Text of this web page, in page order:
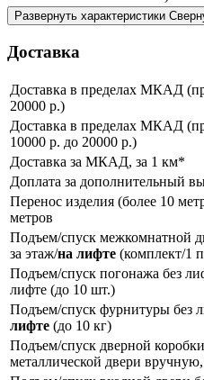
Развернуть характеристики
Доставка
Доставка в пределах МКАД
20000 р.)
Доставка в пределах МКАД
10000 р. до 20000 р.)
Доставка за МКАД, за 1 км*
Доплата за дополнительный
Перенос изделия (более 10
метров
Подъем/спуск межкомнатной
за этаж/на лифте (комплект/1
Подъем/спуск погонажа без
лифте (до 10 шт.)
Подъем/спуск фурнитуры без
лифте (до 10 кг)
Подъем/спуск дверной
металлической двери вручную,